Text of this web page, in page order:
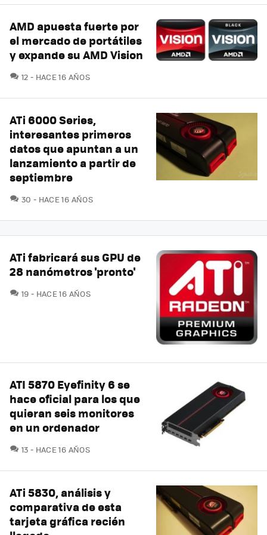
AMD apuesta fuerte por
el mercado de portátiles
y expande su AMD Vision
12 COMENTARIOS
HACE 16 AÑOS
ATi 6000 Series,
interesantes primeros
datos que apuntan a un
lanzamiento a partir de
septiembre
30 COMENTARIOS
HACE 16 AÑOS
ATi fabricará sus GPU de
28 nanómetros 'pronto'
19 COMENTARIOS
HACE 16 AÑOS
ATI 5870 Eyefinity 6 se
hace oficial para los que
quieran seis monitores
en un ordenador
13 COMENTARIOS
HACE 16 AÑOS
ATi 5830, análisis y
comparativa de esta
tarjeta gráfica recién